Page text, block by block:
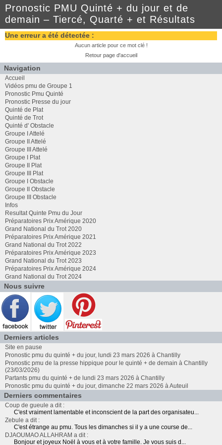
Pronostic PMU Quinté + du jour et de
demain – Tiercé, Quarté + et Résultats
Une erreur a été détectée :
Aucun article pour ce mot clé !
Retour page d'accueil
Navigation
Accueil
Vidéos pmu de Groupe 1
Pronostic Pmu Quinté
Pronostic Presse du jour
Quinté de Plat
Quinté de Trot
Quinté d' Obstacle
Groupe I Attelé
Groupe II Attelé
Groupe III Attelé
Groupe I Plat
Groupe II Plat
Groupe III Plat
Groupe I Obstacle
Groupe II Obstacle
Groupe III Obstacle
Infos
Resultat Quinte Pmu du Jour
Préparatoires Prix Amérique 2020
Grand National du Trot 2020
Préparatoires Prix Amérique 2021
Grand National du Trot 2022
Préparatoires Prix Amérique 2023
Grand National du Trot 2023
Préparatoires Prix Amérique 2024
Grand National du Trot 2024
Nous suivre
Derniers articles
Site en pause
Pronostic pmu du quinté + du jour, lundi 23 mars 2026 à Chantilly
Pronostic pmu de la presse hippique pour le quinté + de demain à Chantilly
(23/03/2026)
Partants pmu du quinté + de lundi 23 mars 2026 à Chantilly
Pronostic pmu du quinté + du jour, dimanche 22 mars 2026 à Auteuil
Derniers commentaires
Coup de gueule a dit :
C'est vraiment lamentable et inconscient de la part des organisateu...
Zebule a dit :
C'est étrange au pmu. Tous les dimanches si il y a une course de...
DJAOUMAO ALLAHRAM a dit :
Bonjour et joyeux Noël à vous et à votre famille. Je vous suis d...